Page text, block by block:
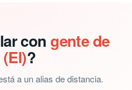
con gente de
?
a un alias de distancia.